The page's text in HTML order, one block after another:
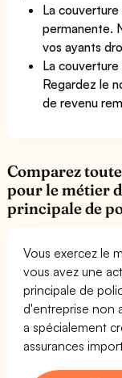
La
permanente.
vos ayants
La
Regardez le
de revenu
Comparez
pour le métier
principale de
Vous exercez le
vous avez une
principale de
d'entreprise non
a spécialement
assurances